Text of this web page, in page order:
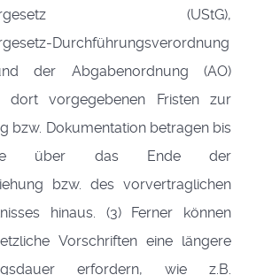
(UStG),
Durchführungsverordnung
der Abgabenordnung (AO)
dort vorgegebenen Fristen zur
bzw. Dokumentation betragen bis
über das Ende der
bzw. des vorvertraglichen
hinaus. (3) Ferner können
Vorschriften eine längere
erfordern, wie z.B.